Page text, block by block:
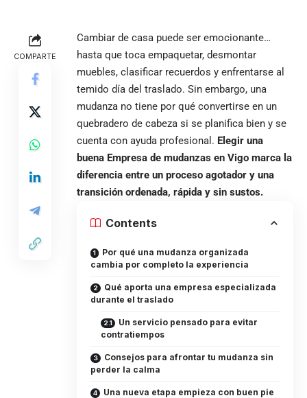
COMPARTE
Cambiar de casa puede ser emocionante…
hasta que toca empaquetar, desmontar
muebles, clasificar recuerdos y enfrentarse al
temido día del traslado. Sin embargo, una
mudanza no tiene por qué convertirse en un
quebradero de cabeza si se planifica bien y se
cuenta con ayuda profesional. Elegir una
buena Empresa de mudanzas en Vigo marca la
diferencia entre un proceso agotador y una
transición ordenada, rápida y sin sustos.
Contents
Por qué una mudanza organizada
cambia por completo la experiencia
Qué aporta una empresa especializada
durante el traslado
Un servicio pensado para evitar
contratiempos
Consejos para afrontar tu mudanza sin
perder la calma
Una nueva etapa empieza con buen pie